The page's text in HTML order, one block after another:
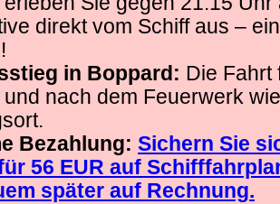
direkt vom Schiff aus –
in Boppard: Die Fahrt
nach dem Feuerwerk
Bezahlung: Sichern Sie
56 EUR auf
später auf Rechnung.